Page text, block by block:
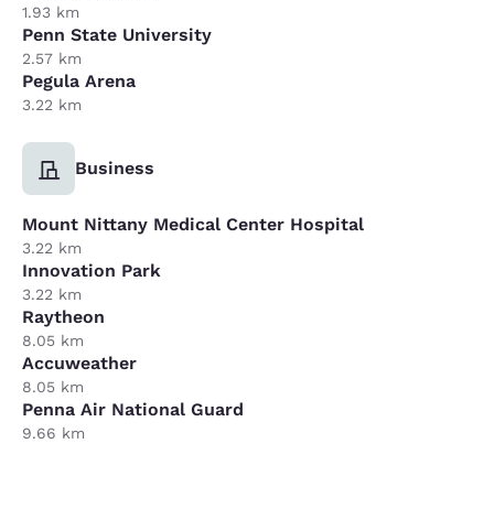
1.93 km
Penn State University
2.57 km
Pegula Arena
3.22 km
Business
Mount Nittany Medical Center Hospital
3.22 km
Innovation Park
3.22 km
Raytheon
8.05 km
Accuweather
8.05 km
Penna Air National Guard
9.66 km